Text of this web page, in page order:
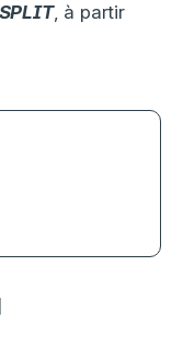
SPLIT, à partir